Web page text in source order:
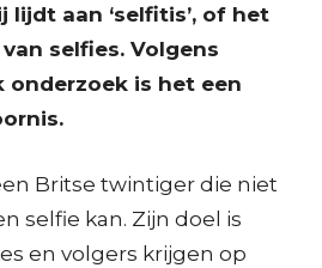
lijdt aan ‘selfitis’, of het
selfies. Volgens
is het een
Britse twintiger die niet
selfie kan. Zijn doel is
en volgers krijgen op